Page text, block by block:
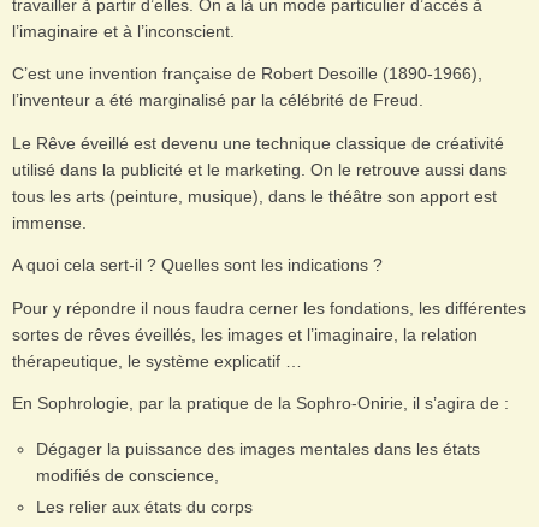
travailler à partir d’elles. On a là un mode particulier d’accès à
l’imaginaire et à l’inconscient.
C’est une invention française de Robert Desoille (1890-1966),
l’inventeur a été marginalisé par la célébrité de Freud.
Le Rêve éveillé est devenu une technique classique de créativité
utilisé dans la publicité et le marketing. On le retrouve aussi dans
tous les arts (peinture, musique), dans le théâtre son apport est
immense.
A quoi cela sert-il ? Quelles sont les indications ?
Pour y répondre il nous faudra cerner les fondations, les différentes
sortes de rêves éveillés, les images et l’imaginaire, la relation
thérapeutique, le système explicatif …
En Sophrologie, par la pratique de la Sophro-Onirie, il s’agira de :
Dégager la puissance des images mentales dans les états
modifiés de conscience,
Les relier aux états du corps